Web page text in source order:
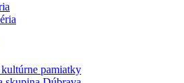
pamiatky